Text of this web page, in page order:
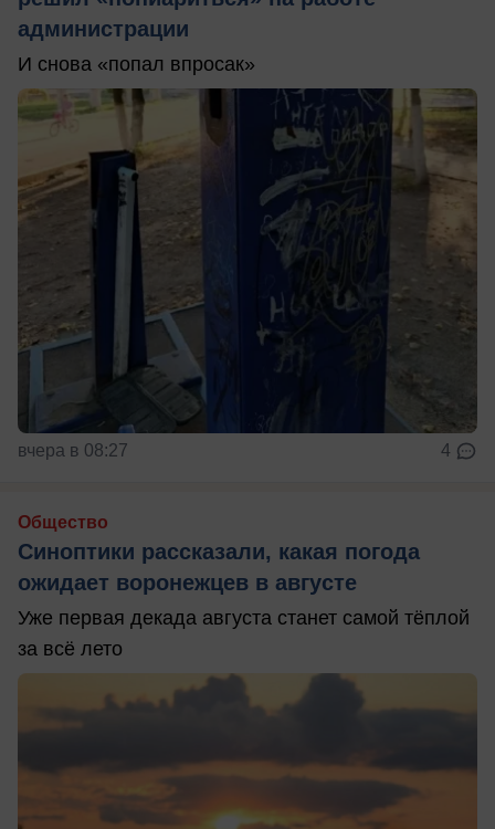
администрации
И снова «попал впросак»
вчера в 08:27 4
Общество
Синоптики рассказали, какая погода
ожидает воронежцев в августе
Уже первая декада августа станет самой тёплой
за всё лето